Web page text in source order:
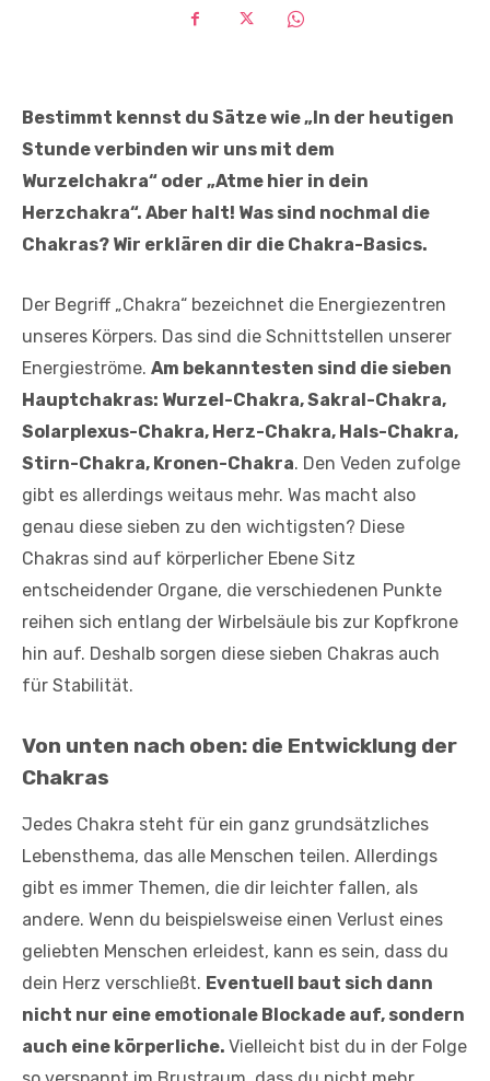
Bestimmt kennst du Sätze wie „In der heutigen
Stunde verbinden wir uns mit dem
Wurzelchakra“ oder „Atme hier in dein
Herzchakra“. Aber halt! Was sind nochmal die
Chakras? Wir erklären dir die Chakra-Basics.
Der Begriff „Chakra“ bezeichnet die Energiezentren
unseres Körpers. Das sind die Schnittstellen unserer
Energieströme. Am bekanntesten sind die sieben
Hauptchakras: Wurzel-Chakra, Sakral-Chakra,
Solarplexus-Chakra, Herz-Chakra, Hals-Chakra,
Stirn-Chakra, Kronen-Chakra. Den Veden zufolge
gibt es allerdings weitaus mehr. Was macht also
genau diese sieben zu den wichtigsten? Diese
Chakras sind auf körperlicher Ebene Sitz
entscheidender Organe, die verschiedenen Punkte
reihen sich entlang der Wirbelsäule bis zur Kopfkrone
hin auf. Deshalb sorgen diese sieben Chakras auch
für Stabilität.
Von unten nach oben: die Entwicklung der
Chakras
Jedes Chakra steht für ein ganz grundsätzliches
Lebensthema, das alle Menschen teilen. Allerdings
gibt es immer Themen, die dir leichter fallen, als
andere. Wenn du beispielsweise einen Verlust eines
geliebten Menschen erleidest, kann es sein, dass du
dein Herz verschließt. Eventuell baut sich dann
nicht nur eine emotionale Blockade auf, sondern
auch eine körperliche. Vielleicht bist du in der Folge